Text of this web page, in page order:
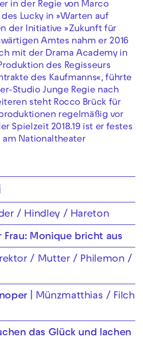
in der Regie von Marco
Lucky in »Warten auf
der Initiative »Zukunft für
Amtes nahm er 2016
mit der Drama Academy in
des Regisseurs
des Kaufmanns«, führte
Studio Junge Regie nach
steht Rocco Brück für
regelmäßig vor
Spielzeit 2018.19 ist er festes
Nationaltheater
/ Hindley / Hareton
Frau: Monique bricht aus
/ Mutter / Philemon /
Münzmatthias / Filch
das Glück und lachen